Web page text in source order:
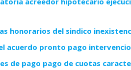
honorarios del sindico
acuerdo pronto pago
de pago pago de cuotas